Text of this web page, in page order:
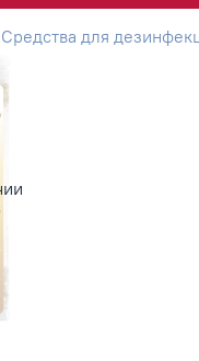
Средства для